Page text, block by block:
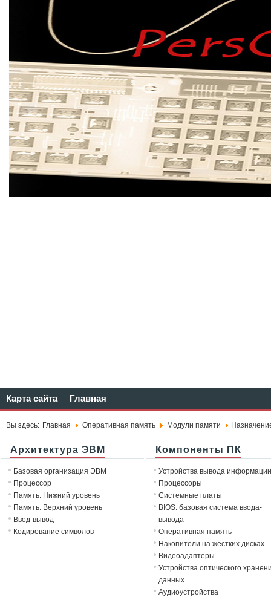
Карта сайта Главная
Вы здесь: Главная Оперативная память Модули памяти
Архитектура ЭВМ
Базовая организация ЭВМ
Процессор
Память. Нижний уровень
Память. Верхний уровень
Ввод-вывод
Кодирование символов
Компоненты ПК
Устройства вывода информации
Процессоры
Системные платы
BIOS: базовая система ввода-
вывода
Оперативная память
Накопители на жёстких дисках
Видеоадаптеры
Устройства оптического
данных
Аудиоустройства